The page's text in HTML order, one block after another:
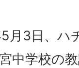
月3日、ハ
中学校の